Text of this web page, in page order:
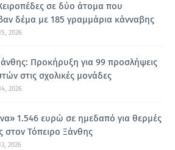
σε δύο άτομα που
δέμα με 185 γραμμάρια κάνναβης
2026
Προκήρυξη για 99 προσλήψεις
στις σχολικές μονάδες
2026
1.546 ευρώ σε ημεδαπό για θερμές
στον Τόπειρο Ξάνθης
2026